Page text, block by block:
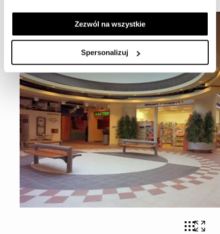
Zezwól na wszystkie
Spersonalizuj